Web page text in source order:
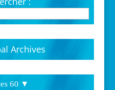
Archives
60 ▼